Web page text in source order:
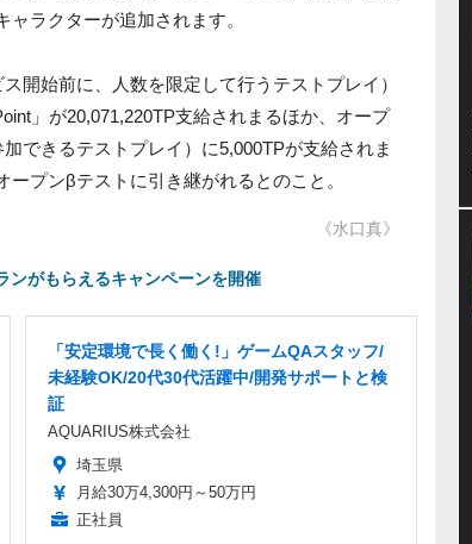
ラクターが追加されます。
開始前に、人数を限定して行うテストプレイ）
」が20,071,220TP支給されまるほか、オープ
できるテストプレイ）に5,000TPが支給されま
プンβテストに引き継がれるとのこと。
《水口真》
ンがもらえるキャンペーンを開催
「安定環境で長く働く!」ゲームQAスタッフ/
未経験OK/20代30代活躍中/開発サポートと検
証
AQUARIUS株式会社
埼玉県
月給30万4,300円～50万円
正社員